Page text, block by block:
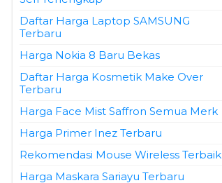
Daftar Harga Laptop SAMSUNG
Terbaru
Harga Nokia 8 Baru Bekas
Daftar Harga Kosmetik Make Over
Terbaru
Harga Face Mist Saffron Semua Merk
Harga Primer Inez Terbaru
Rekomendasi Mouse Wireless Terbaik
Harga Maskara Sariayu Terbaru